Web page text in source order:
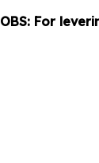
OBS: For